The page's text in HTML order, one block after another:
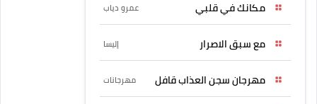
مكانك في قلبي عمرو دياب
مع سبق الاصرار إليسا
مهرجان سجن العذاب قافل مهرجانات